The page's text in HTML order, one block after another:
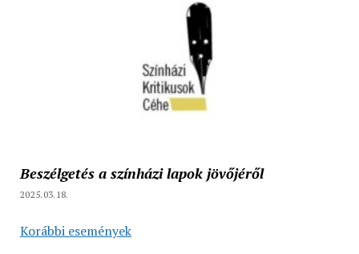
Beszélgetés a színházi lapok jövőjéről
2025.03.18.
Korábbi események